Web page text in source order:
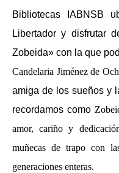
Bibliotecas IABNSB
Libertador y disfrutar
Zobeida» con la que
Candelaria Jiménez de
amiga de los sueños y
recordamos como
amor, cariño y
muñecas de trapo con
generaciones enteras.